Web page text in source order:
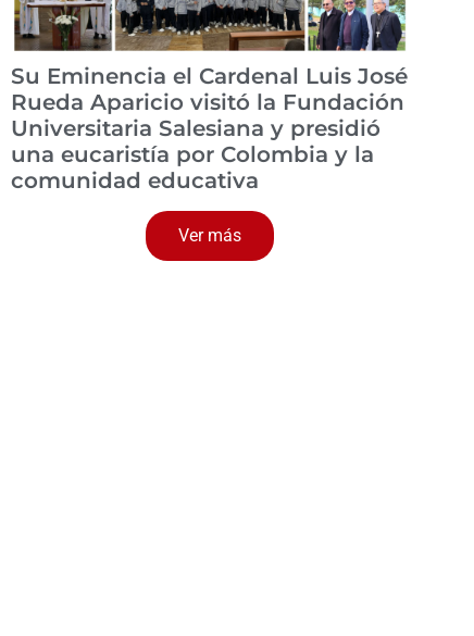
Su Eminencia el Cardenal Luis José
Rueda Aparicio visitó la Fundación
Universitaria Salesiana y presidió
una eucaristía por Colombia y la
comunidad educativa
Ver más